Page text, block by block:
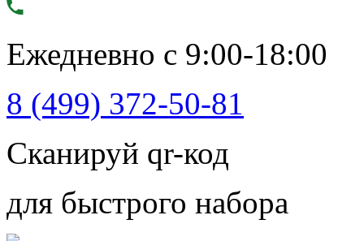
Ежедневно с 9:00-18:00
8 (499) 372-50-81
Сканируй qr-код
для быстрого набора